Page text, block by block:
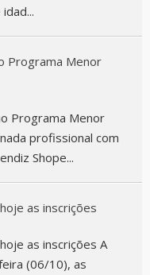
Programa Menor
Programa Menor
profissional com
Shope...
as inscrições
as inscrições A
(06/10), as